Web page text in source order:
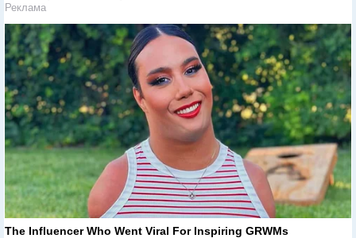
Реклама
The Influencer Who Went Viral For Inspiring GRWMs